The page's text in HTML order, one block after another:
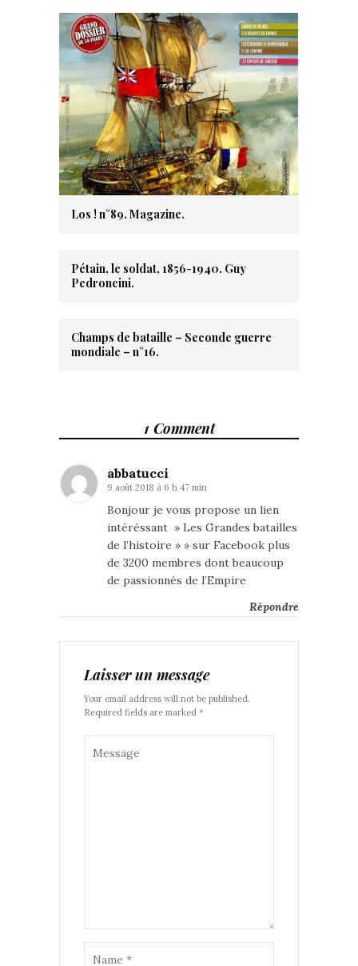
Los ! n°89. Magazine.
Pétain, le soldat, 1856-1940. Guy
Pedroncini.
Champs de bataille – Seconde guerre
mondiale – n°16.
1 Comment
abbatucci
9 août 2018 à 6 h 47 min
Bonjour je vous propose un lien
intéréssant » Les Grandes batailles
de l’histoire » » sur Facebook plus
de 3200 membres dont beaucoup
de passionnés de l’Empire
Répondre
Laisser un message
Your email address will not be published.
Required fields are marked *